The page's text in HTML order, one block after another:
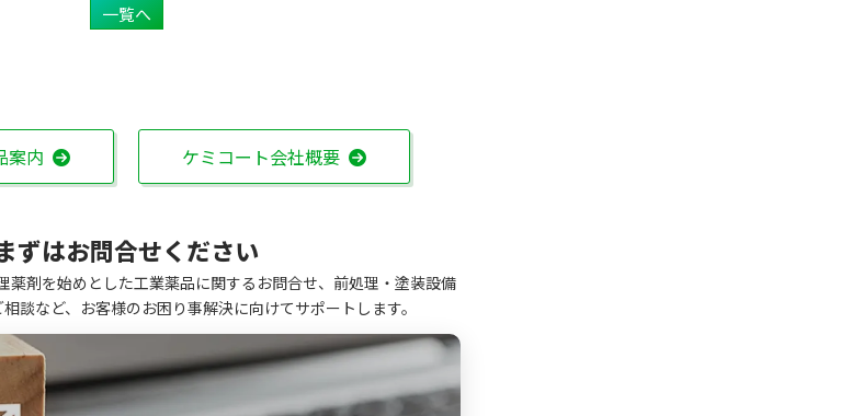
一覧へ
案内 ケミコート会社概要
ずはお問合せください
薬剤を始めとした工業薬品に関するお問合せ、前処理・塗装設備
談など、お客様のお困り事解決に向けてサポートします。